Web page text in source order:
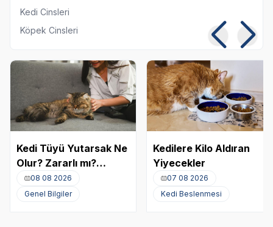
Kedi Cinsleri
Köpek Cinsleri
Kedi Tüyü Yutarsak Ne
Olur? Zararlı mı?
Akciğere Kedi Tüyü
Kaçması
08 08 2026
Genel Bilgiler
Kedilere Kilo Aldıran
Yiyecekler
07 08 2026
Kedi Beslenmesi